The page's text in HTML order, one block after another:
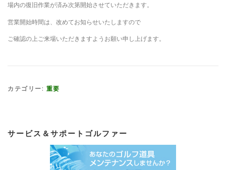
場内の復旧作業が済み次第開始させていただきます。
営業開始時間は、改めてお知らせいたしますので
ご確認の上ご来場いただきますようお願い申し上げます。
カテゴリー: 重要
サービス＆サポートゴルファー